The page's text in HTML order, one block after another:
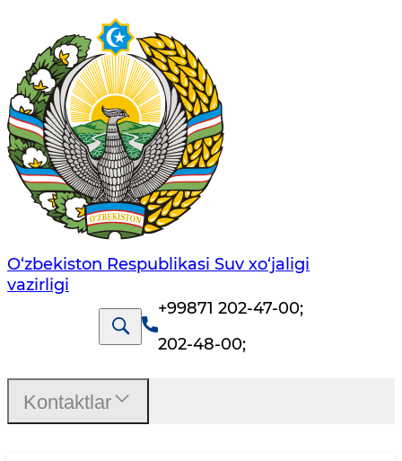
O‘zbekiston Respublikasi Suv хo‘jaligi
vazirligi
+99871 202-47-00;
202-48-00;
Kontaktlar